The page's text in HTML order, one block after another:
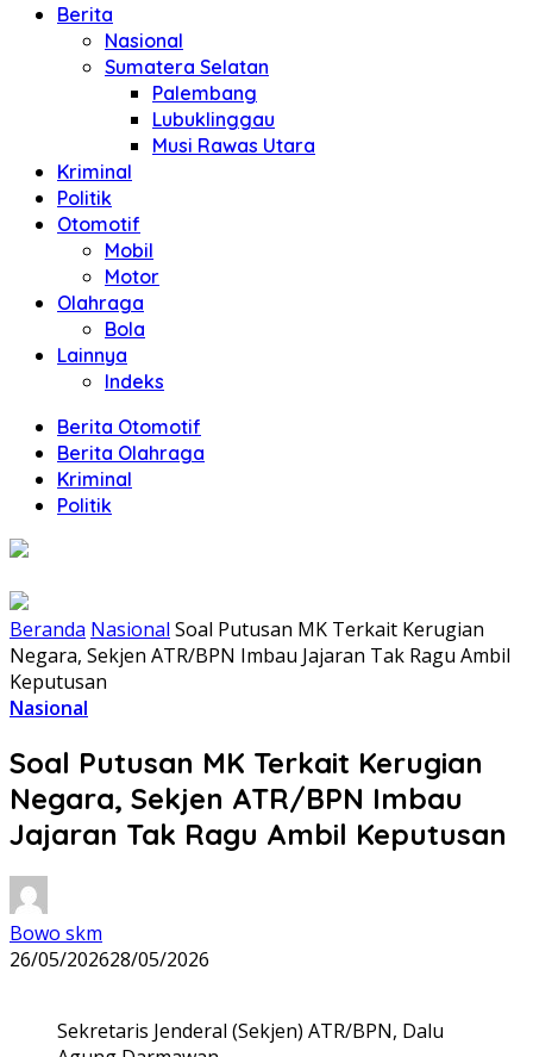
Berita
Nasional
Sumatera Selatan
Palembang
Lubuklinggau
Musi Rawas Utara
Kriminal
Politik
Otomotif
Mobil
Motor
Olahraga
Bola
Lainnya
Indeks
Berita Otomotif
Berita Olahraga
Kriminal
Politik
Beranda Nasional Soal Putusan MK Terkait Kerugian
Negara, Sekjen ATR/BPN Imbau Jajaran Tak Ragu Ambil
Keputusan
Nasional
Soal Putusan MK Terkait Kerugian
Negara, Sekjen ATR/BPN Imbau
Jajaran Tak Ragu Ambil Keputusan
Bowo skm
26/05/202628/05/2026
Sekretaris Jenderal (Sekjen) ATR/BPN, Dalu